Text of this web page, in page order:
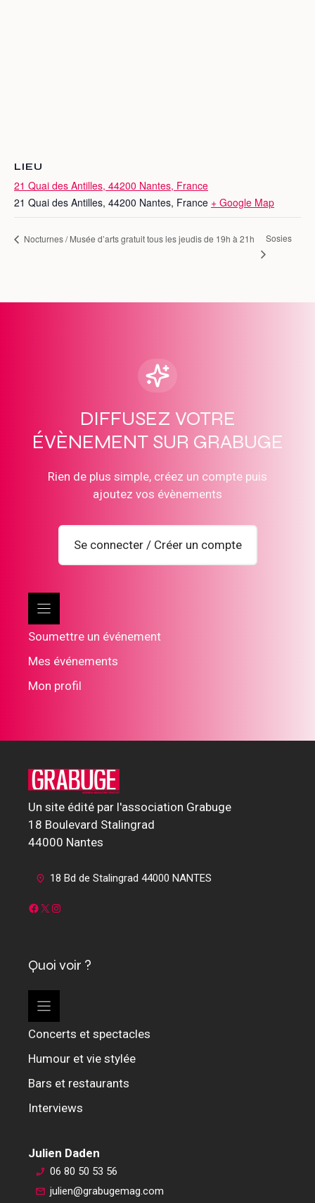
LIEU
21 Quai des Antilles, 44200 Nantes, France
21 Quai des Antilles, 44200 Nantes, France + Google Map
Nocturnes / Musée d’arts gratuit tous les jeudis de 19h à 21h Sosies
DIFFUSEZ VOTRE
ÉVÈNEMENT SUR GRABUGE
Rien de plus simple, créez un compte puis
ajoutez vos évènements
Se connecter / Créer un compte
Soumettre un événement
Mes événements
Mon profil
Un site édité par l'association Grabuge
18 Boulevard Stalingrad
44000 Nantes
18 Bd de Stalingrad 44000 NANTES
Facebook
X Instagram
Quoi voir ?
Concerts et spectacles
Humour et vie stylée
Bars et restaurants
Interviews
Julien Daden
06 80 50 53 56
julien@grabugemag.com